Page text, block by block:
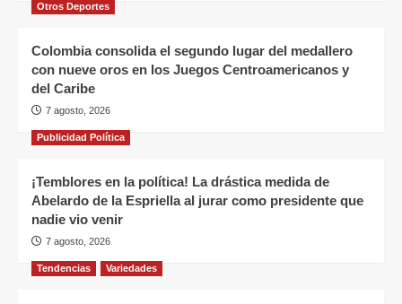
Otros Deportes
Colombia consolida el segundo lugar del medallero
con nueve oros en los Juegos Centroamericanos y
del Caribe
7 agosto, 2026
Publicidad Política
¡Temblores en la política! La drástica medida de
Abelardo de la Espriella al jurar como presidente que
nadie vio venir
7 agosto, 2026
Tendencias Variedades